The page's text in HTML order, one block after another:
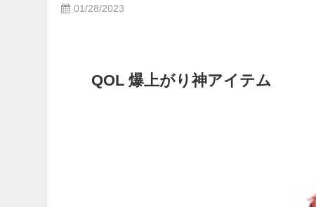
01/28/2023
QOL 爆上がり神アイテム